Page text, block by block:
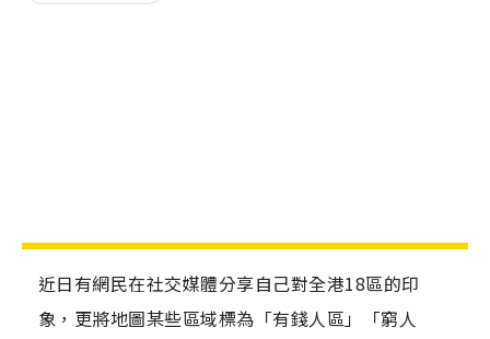
近日有網民在社交媒體分享自己對全港18區的印
象，更將地圖某些區域標為「有錢人區」「窮人